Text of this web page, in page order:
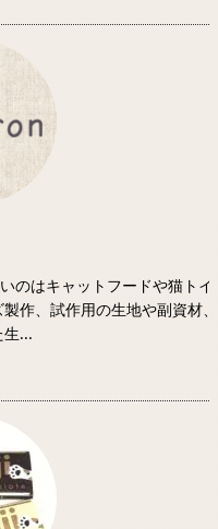
のはキャットフードや猫トイ
作、試作用の生地や副資材
生...